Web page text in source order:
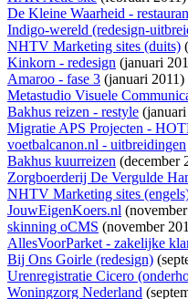
De Kleine Waarheid -
Indigo-wereld (redesign-
NHTV Marketing sites (duits)
Kinkorn - redesign (januari
Amaroo - fase 3 (januari 2011)
Metastudio Visuele
Bakhus reizen - restyle
Migratie APS Projecten -
voetbalcanon.nl - uitbreidingen
Bakhus kuurreizen (december
Zorgboerderij De Vergulde
NHTV Marketing sites
JouwEigenKoers.nl
skinning oCMS (november
AllesVoorParket - zakelijke
Bij Ons Goirle (redesign)
Urenregistratie Cicero
Woningzorg Nederland